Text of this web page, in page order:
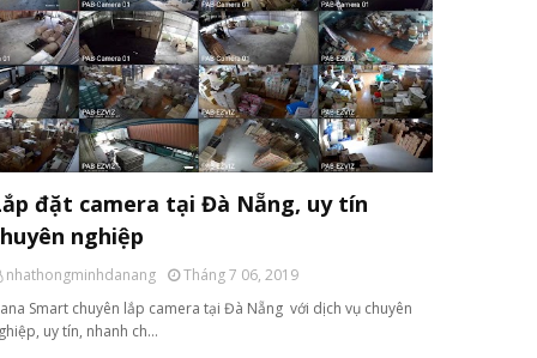
đặt camera tại Đà Nẵng, uy tín
nghiệp
nhathongminhdanang
Tháng 7 06, 2019
Smart chuyên lắp camera tại Đà Nẵng với dịch vụ chuyên
uy tín, nhanh ch…